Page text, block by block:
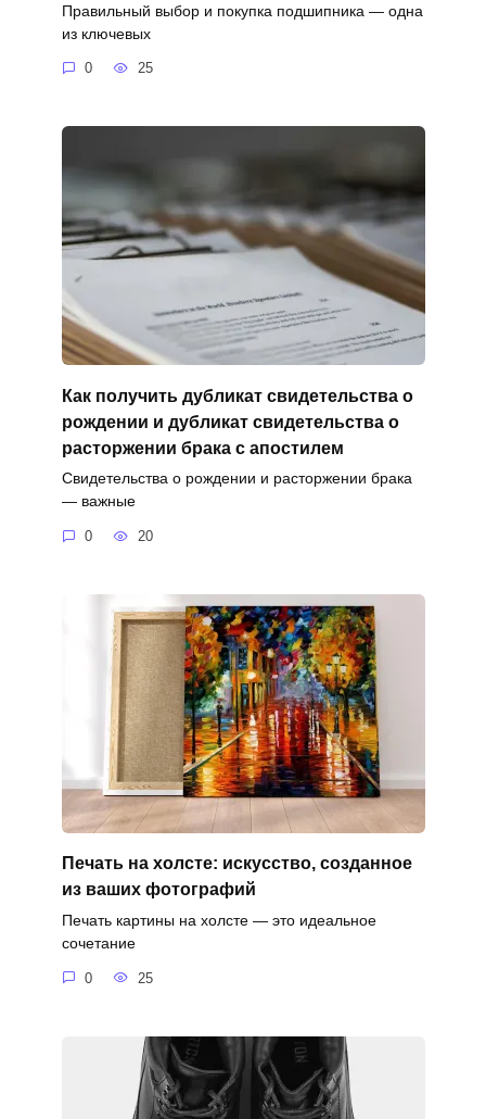
Правильный выбор и покупка подшипника — одна
из ключевых
0 25
Как получить дубликат свидетельства о
рождении и дубликат свидетельства о
расторжении брака с апостилем
Свидетельства о рождении и расторжении брака
— важные
0 20
Печать на холсте: искусство, созданное
из ваших фотографий
Печать картины на холсте — это идеальное
сочетание
0 25